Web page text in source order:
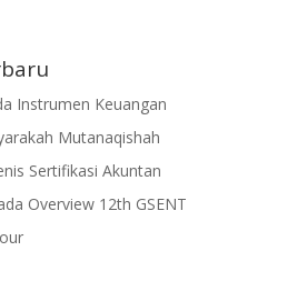
Instrumen Keuangan
Mutanaqishah
Sertifikasi Akuntan
Overview 12th GSENT